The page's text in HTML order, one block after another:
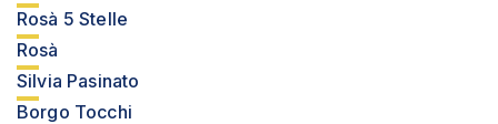
Rosà 5 Stelle
Rosà
Silvia Pasinato
Borgo Tocchi